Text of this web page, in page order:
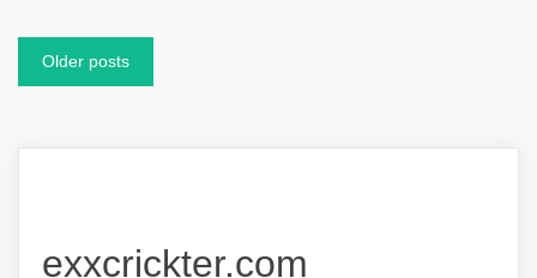
Posts
Older posts
exxcrickter.com